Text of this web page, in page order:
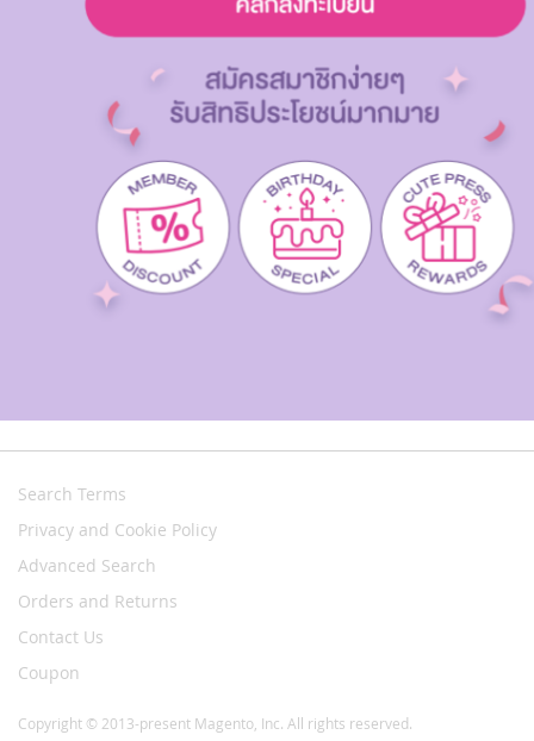
Search Terms
Privacy and Cookie Policy
Advanced Search
Orders and Returns
Contact Us
Coupon
Copyright © 2013-present Magento, Inc. All rights reserved.